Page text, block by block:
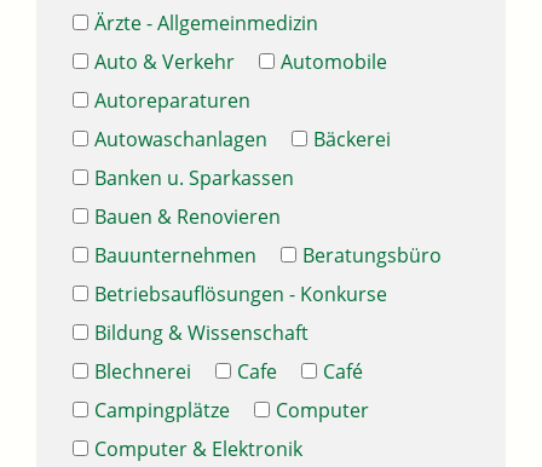
Ärzte - Allgemeinmedizin
Auto & Verkehr
Automobile
Autoreparaturen
Autowaschanlagen
Bäckerei
Banken u. Sparkassen
Bauen & Renovieren
Bauunternehmen
Beratungsbüro
Betriebsauflösungen - Konkurse
Bildung & Wissenschaft
Blechnerei
Cafe
Café
Campingplätze
Computer
Computer & Elektronik